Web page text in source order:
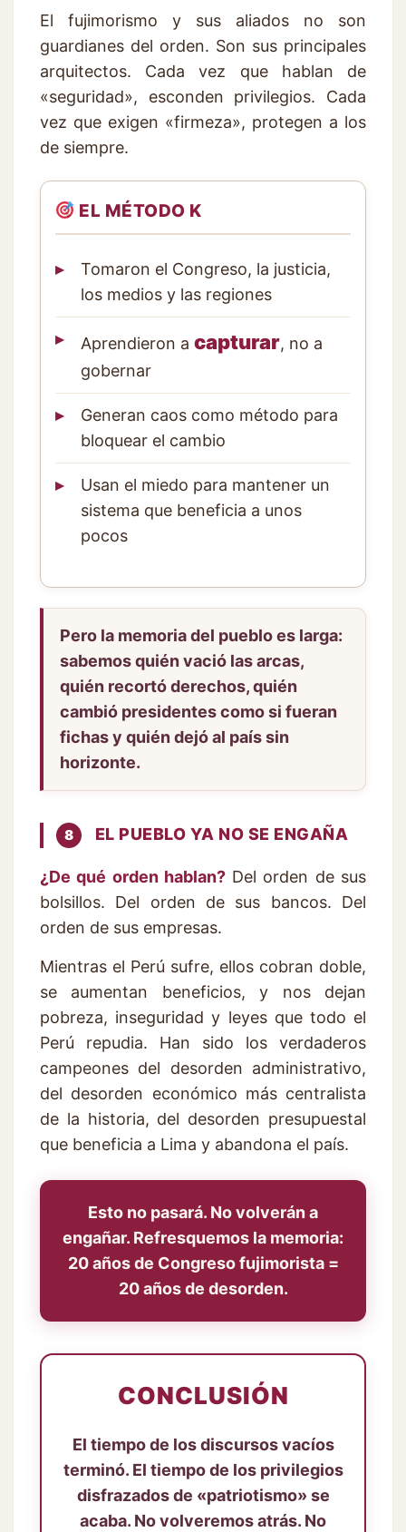
El fujimorismo y sus aliados no son
guardianes del orden. Son sus principales
arquitectos. Cada vez que hablan de
«seguridad», esconden privilegios. Cada
vez que exigen «firmeza», protegen a los
de siempre.
EL MÉTODO K
Tomaron el Congreso, la justicia,
los medios y las regiones
Aprendieron a capturar, no a
gobernar
Generan caos como método para
bloquear el cambio
Usan el miedo para mantener un
sistema que beneficia a unos
pocos
Pero la memoria del pueblo es larga:
sabemos quién vació las arcas,
quién recortó derechos, quién
cambió presidentes como si fueran
fichas y quién dejó al país sin
horizonte.
8 EL PUEBLO YA NO SE ENGAÑA
¿De qué orden hablan?Del orden de sus
bolsillos. Del orden de sus bancos. Del
orden de sus empresas.
Mientras el Perú sufre, ellos cobran doble,
se aumentan beneficios, y nos dejan
pobreza, inseguridad y leyes que todo el
Perú repudia. Han sido los verdaderos
campeones del desorden administrativo,
del desorden económico más centralista
de la historia, del desorden presupuestal
que beneficia a Lima y abandona el país.
Esto no pasará. No volverán a
engañar. Refresquemos la memoria:
20 años de Congreso fujimorista =
20 años de desorden.
CONCLUSIÓN
El tiempo de los discursos vacíos
terminó. El tiempo de los privilegios
disfrazados de «patriotismo» se
acaba. No volveremos atrás. No